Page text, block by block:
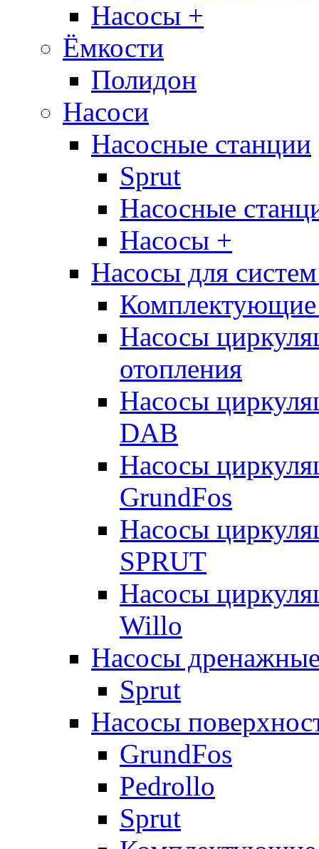
Насосы +
Ёмкости
Полидон
Насоси
Насосные станции
Sprut
Насосные
Насосы +
Насосы для
Комплектующие
Насосы
отопления
Насосы
DAB
Насосы
GrundFos
Насосы
SPRUT
Насосы
Willo
Насосы
Sprut
Насосы
GrundFos
Pedrollo
Sprut